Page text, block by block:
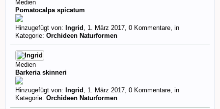
Medien
Pomatocalpa spicatum
Hinzugefügt von: Ingrid , 1. März 2017, 0 Kommentare, in
Kategorie: Orchideen Naturformen
Medien
Barkeria skinneri
Hinzugefügt von: Ingrid , 1. März 2017, 0 Kommentare, in
Kategorie: Orchideen Naturformen